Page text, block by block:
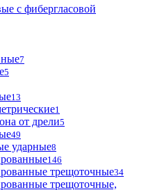
с фибергласовой
7
5
13
1
от дрели5
49
ударные8
146
трещоточные34
трещоточные,